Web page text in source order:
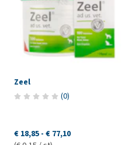
Zeel
(0)
€ 18,85 - € 77,10